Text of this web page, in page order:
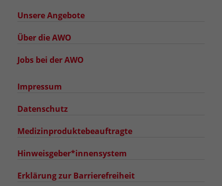
Unsere Angebote
Über die AWO
Jobs bei der AWO
Impressum
Datenschutz
Medizinproduktebeauftragte
Hinweisgeber*innensystem
Erklärung zur Barrierefreiheit